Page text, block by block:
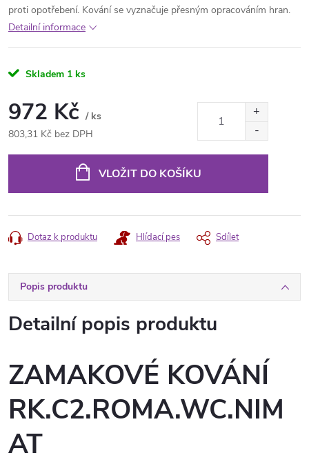
proti opotřebení. Kování se vyznačuje přesným opracováním hran.
Detailní informace
Skladem 1 ks
972 Kč / ks
803,31 Kč bez DPH
VLOŽIT DO KOŠÍKU
Dotaz k produktu Hlídací pes Sdílet
Popis produktu
Detailní popis produktu
ZAMAKOVÉ KOVÁNÍ
RK.C2.ROMA.WC.NIM
AT